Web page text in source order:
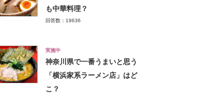
も中華料理？
回答数：19636
実施中
神奈川県で一番うまいと思う
「横浜家系ラーメン店」はど
こ？